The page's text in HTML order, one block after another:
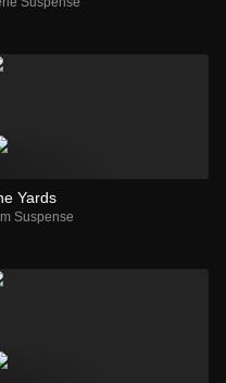
Yards
Suspense